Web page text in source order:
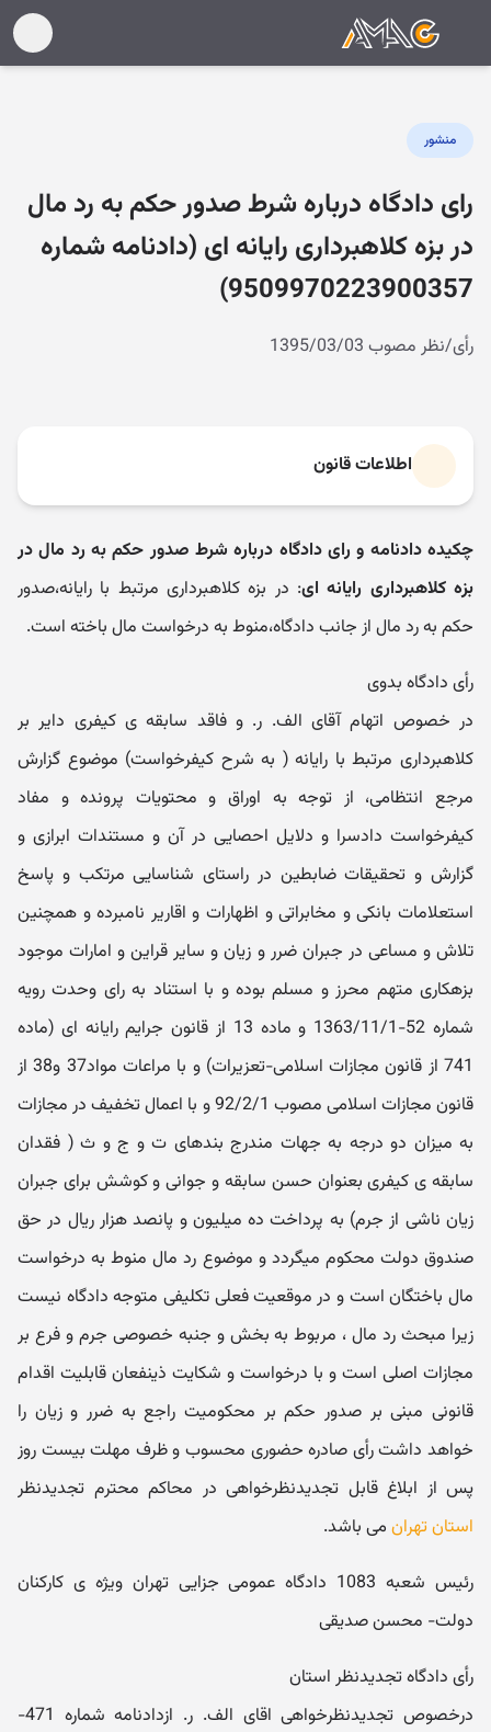
منشور
رای دادگاه درباره شرط صدور حکم به رد مال
در بزه کلاهبرداری رایانه ای (دادنامه شماره
9509970223900357)
رأی/نظر مصوب 1395/03/03
اطلاعات قانون
چکیده دادنامه و رای دادگاه درباره شرط صدور حکم به رد مال در
بزه کلاهبرداری رایانه ای: در بزه کلاهبرداری مرتبط با رایانه،صدور
حکم به رد مال از جانب دادگاه،منوط به درخواست مال باخته است.
رأی دادگاه بدوی
در خصوص اتهام آقای الف. ر. و فاقد سابقه ی کیفری دایر بر
کلاهبرداری مرتبط با رایانه ( به شرح کیفرخواست) موضوع گزارش
مرجع انتظامی، از توجه به اوراق و محتویات پرونده و مفاد
کیفرخواست دادسرا و دلایل احصایی در آن و مستندات ابرازی و
گزارش و تحقیقات ضابطین در راستای شناسایی مرتکب و پاسخ
استعلامات بانکی و مخابراتی و اظهارات و اقاریر نامبرده و همچنین
تلاش و مساعی در جبران ضرر و زیان و سایر قراین و امارات موجود
بزهکاری متهم محرز و مسلم بوده و با استناد به رای وحدت رویه
شماره 52-1363/11/1 و ماده 13 از قانون جرایم رایانه ای (ماده
741 از قانون مجازات اسلامی-تعزیرات) و با مراعات مواد37 و38 از
قانون مجازات اسلامی مصوب 92/2/1 و با اعمال تخفیف در مجازات
به میزان دو درجه به جهات مندرج بندهای ت و ج و ث ( فقدان
سابقه ی کیفری بعنوان حسن سابقه و جوانی و کوشش برای جبران
زیان ناشی از جرم) به پرداخت ده میلیون و پانصد هزار ریال در حق
صندوق دولت محکوم میگردد و موضوع رد مال منوط به درخواست
مال باختگان است و در موقعیت فعلی تکلیفی متوجه دادگاه نیست
زیرا مبحث رد مال ، مربوط به بخش و جنبه خصوصی جرم و فرع بر
مجازات اصلی است و با درخواست و شکایت ذینفعان قابلیت اقدام
قانونی مبنی بر صدور حکم بر محکومیت راجع به ضرر و زیان را
خواهد داشت رأی صادره حضوری محسوب و ظرف مهلت بیست روز
پس از ابلاغ قابل تجدیدنظرخواهی در محاکم محترم تجدیدنظر
استان تهران می باشد.
رئیس شعبه 1083 دادگاه عمومی جزایی تهران ویژه ی کارکنان
دولت- محسن صدیقی
رأی دادگاه تجدیدنظر استان
درخصوص تجدیدنظرخواهی اقای الف. ر. ازدادنامه شماره 471-